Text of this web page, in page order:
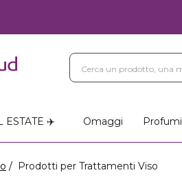
ESTATE ✈️ Omaggi Profumi
Prodotti per Trattamenti Viso